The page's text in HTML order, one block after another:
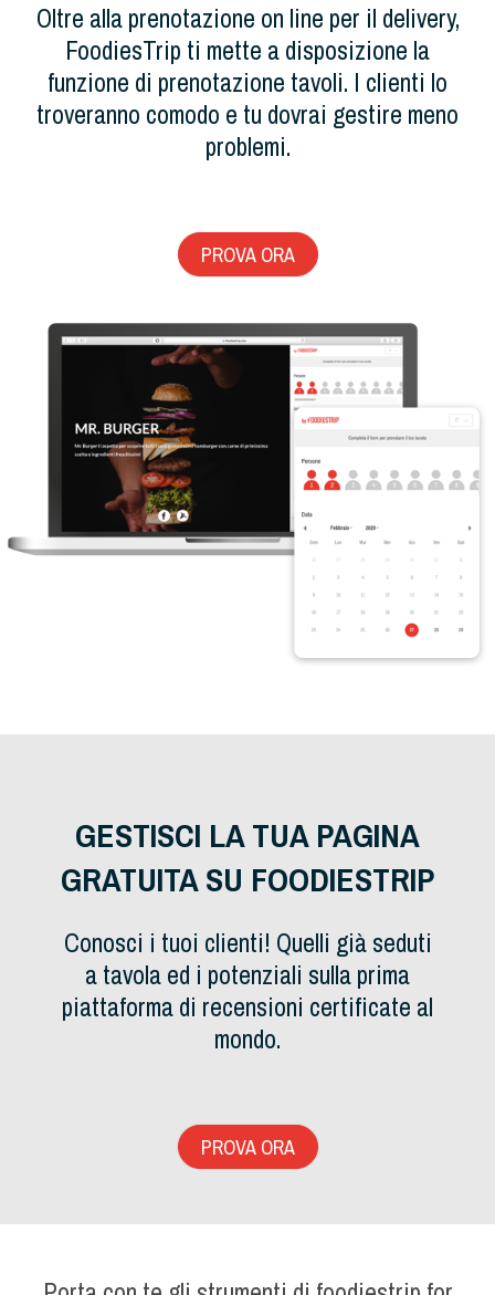
Oltre alla prenotazione on line per il delivery,
FoodiesTrip ti mette a disposizione la
funzione di prenotazione tavoli. I clienti lo
troveranno comodo e tu dovrai gestire meno
problemi.
PROVA ORA
GESTISCI LA TUA PAGINA
GRATUITA SU FOODIESTRIP
Conosci i tuoi clienti! Quelli già seduti
a tavola ed i potenziali sulla prima
piattaforma di recensioni certificate al
mondo.
PROVA ORA